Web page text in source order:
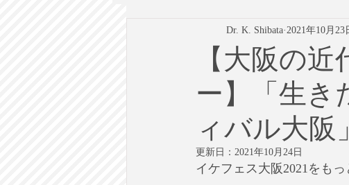
地域都市政策 国際機
テクノロジー 政治
英語で学ぶ大人の社会科 ライティン
【大阪の
ー】「生き
ィバル大阪
Dr. K. Shibata 2021年10月23
更新日： 2021年10月24日
イケフェス大阪2021をも